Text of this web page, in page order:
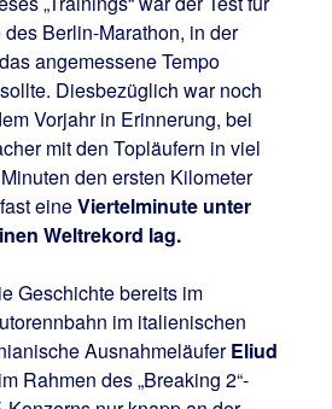
Berlin-Marathon, in der
angemessene Tempo
Diesbezüglich war noch
Vorjahr in Erinnerung, bei
mit den Topläufern in viel
den ersten Kilometer
eineViertelminute unter
Weltrekord lag.
Geschichte bereits im
im italienischen
AusnahmeläuferEliud
Rahmen des „Breaking 2“-